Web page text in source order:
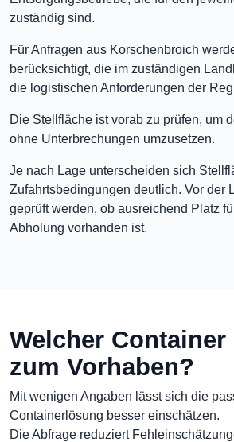
zuständig sind.
Für Anfragen aus Korschenbroich
berücksichtigt, die im zuständigen
die logistischen Anforderungen der
Die Stellfläche ist vorab zu prüfen, um
ohne Unterbrechungen umzusetzen.
Je nach Lage unterscheiden sich
Zufahrtsbedingungen deutlich. Vor der
geprüft werden, ob ausreichend Platz
Abholung vorhanden ist.
Welcher Container
zum Vorhaben?
Mit wenigen Angaben lässt sich die
Containerlösung besser einschätzen.
Die Abfrage reduziert